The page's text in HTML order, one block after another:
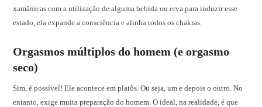
xamânicas com a utilização de alguma bebida ou erva para induzir esse
estado, ela expande a consciência e alinha todos os chakras.
Orgasmos múltiplos do homem (e orgasmo
seco)
Sim, é possível! Ele acontece em platôs. Ou seja, um e depois o outro. No
entanto, exige muita preparação do homem. O ideal, na realidade, é que